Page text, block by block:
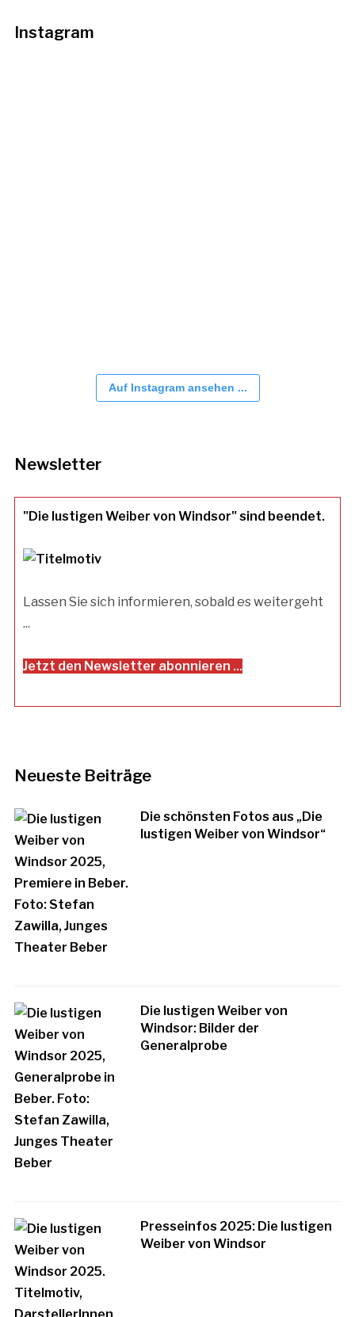
Instagram
Auf Instagram ansehen ...
Newsletter
"Die lustigen Weiber von Windsor" sind beendet.
Lassen Sie sich informieren, sobald es weitergeht
...
Jetzt den Newsletter abonnieren ...
Neueste Beiträge
Die schönsten Fotos aus „Die
lustigen Weiber von Windsor“
Die lustigen Weiber von
Windsor: Bilder der
Generalprobe
Presseinfos 2025: Die lustigen
Weiber von Windsor